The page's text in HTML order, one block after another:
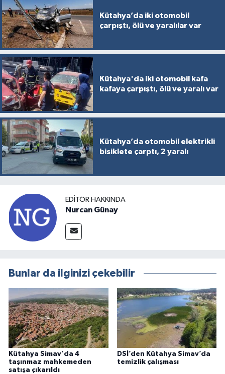
Kütahya’da iki otomobil
çarpıştı, ölü ve yaralılar var
Kütahya'da iki otomobil kafa
kafaya çarpıştı, ölü ve yaralı var
Kütahya’da otomobil elektrikli
bisiklete çarptı, 2 yaralı
EDITÖR HAKKINDA
Nurcan Günay
Bunlar da ilginizi çekebilir
Kütahya Simav'da 4
taşınmaz mahkemeden
satışa çıkarıldı
DSİ’den Kütahya Simav’da
temizlik çalışması